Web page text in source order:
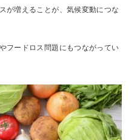
が増えることが、気候変動につな
フードロス問題にもつながってい